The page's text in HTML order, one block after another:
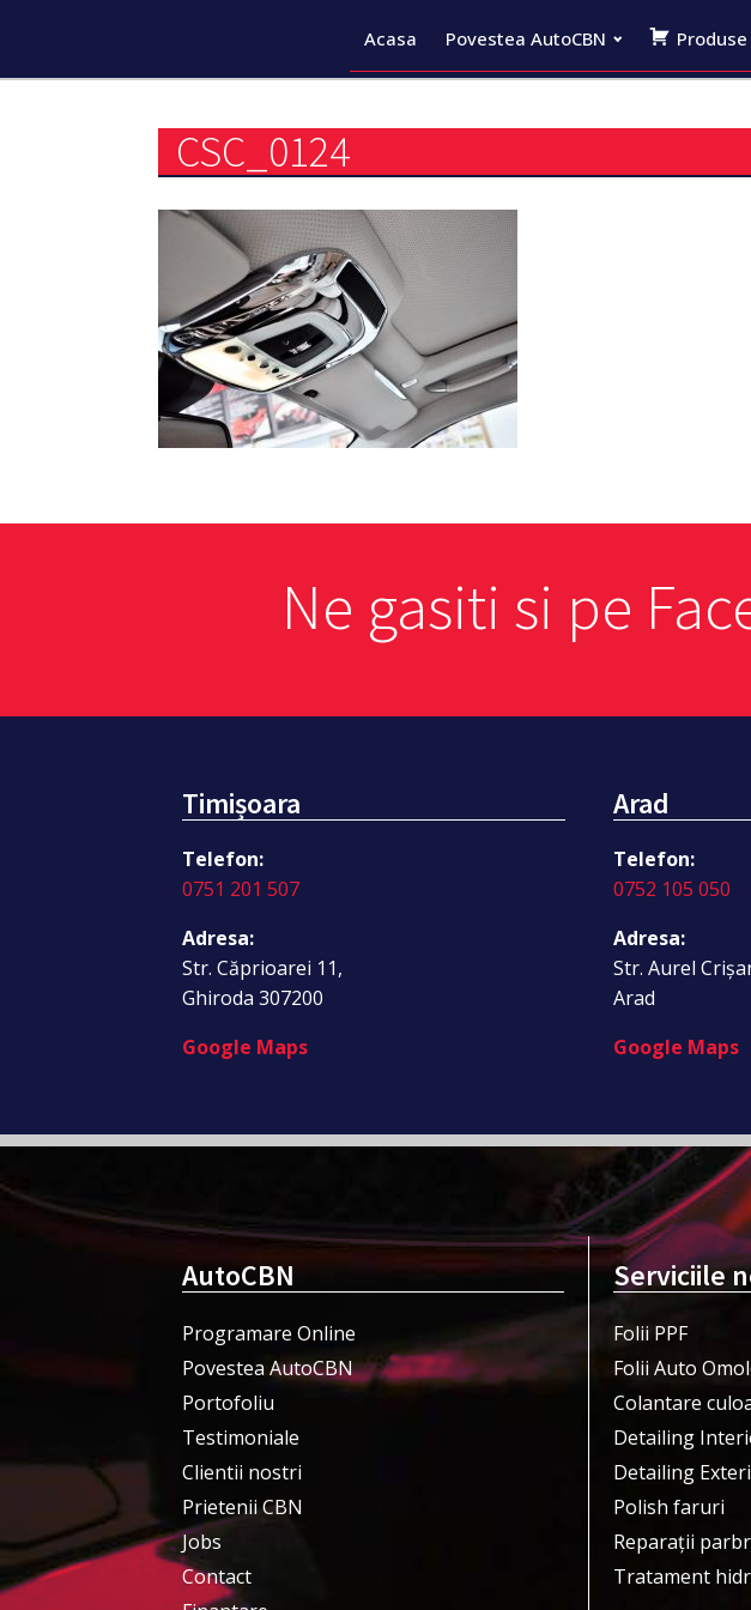
Acasa Povestea AutoCBN Produse
CSC_0124
Ne gasiti si pe
Timișoara
Telefon:
0751 201 507
Adresa:
Str. Căprioarei 11,
Ghiroda 307200
Google Maps
Arad
Telefon:
0752 105 050
Adresa:
Str. Aurel
Arad
Google Maps
AutoCBN
Programare Online
Povestea AutoCBN
Portofoliu
Testimoniale
Clientii nostri
Prietenii CBN
Jobs
Contact
Serviciile
Folii PPF
Folii Auto
Colantare
Detailing
Detailing
Polish faruri
Reparații
Tratament